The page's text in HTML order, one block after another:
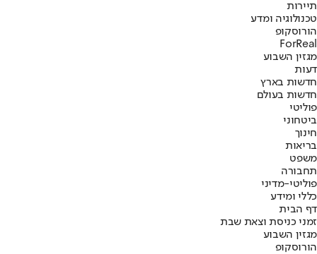
תיירות
טכנולוגיה ומדע
הורוסקופ
ForReal
מגזין השבוע
דעות
חדשות בארץ
חדשות בעולם
פוליטי
ביטחוני
חינוך
בריאות
משפט
תחבורה
פוליטי-מדיני
כללי ומידע
דף הבית
זמני כניסת וצאת שבת
מגזין השבוע
הורוסקופ